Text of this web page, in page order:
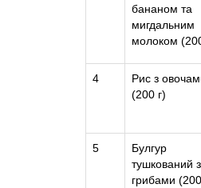
бананом та
мигдальним
молоком
4
Рис з
(200 г)
5
Булгур
тушкований з
грибами